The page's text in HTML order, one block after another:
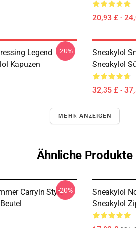
20,93 £ -
Legend
Kapuzen
-20%
Sneakylol
Sneakylol
32,35 £ -
MEHR ANZEIGEN
Ähnliche Produkte
Carryin Style-20%
Sneakylol
Sneakylol